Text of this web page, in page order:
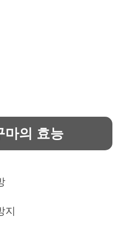
마의 효능
지